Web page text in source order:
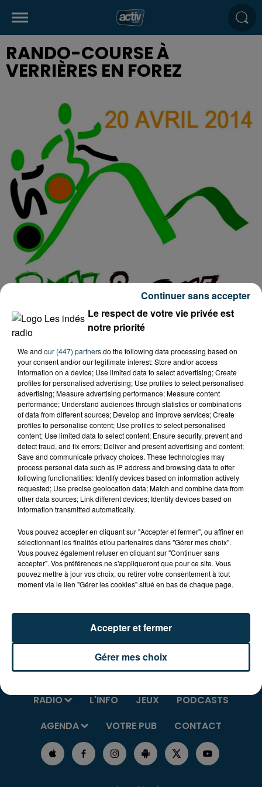
RANDO-COURSE À
VERRIÈRES EN FOREZ
Tarif Payant
Le dimanche 20 Avril, l'association des parents
d'élèves de Verrières et Lérigneux organise le Run and
Bike, une rando-course avec 4 parcours au choix de
2,5 à 20kms pour partir à la découverte des Monts du
Forez.
Les départs se feront tous les quarts d'heure, de 8h30
à 16h.
VTTistes et randonneurs , venez nombreux !! Des
ravitaillements et collations sont prévus à l'arrivée.
Rendez-vous le 20 Avril sur le site de la miellerie
Marnat et d'Abiessence à Verrières en Forez!
RADIO L'INFO JEUX
PODCASTS
AGENDA
VOTRE PUB CONTACT
Le respect de votre vie privée est
notre priorité
We and our (447) partnersdo the following data processing based on
your consent and/or our legitimate interest: Store and/or access
information on a device; Use limited data to select advertising; Create
profiles for personalised advertising; Use profiles to select personalised
advertising; Measure advertising performance; Measure content
performance; Understand audiences through statistics or combinations
of data from different sources; Develop and improve services; Create
profiles to personalise content; Use profiles to select personalised
content; Use limited data to select content; Ensure security, prevent and
detect fraud, and fix errors; Deliver and present advertising and content;
Save and communicate privacy choices. These technologies may
process personal data such as IP address and browsing data to offer
following functionalities: Identify devices based on information actively
requested; Use precise geolocation data; Match and combine data from
other data sources; Link different devices; Identify devices based on
information transmitted automatically.
Vous pouvez accepter en cliquant sur "Accepter et fermer", ou affiner en
sélectionnant les finalités et/ou partenaires dans "Gérer mes choix".
Vous pouvez également refuser en cliquant sur "Continuer sans
accepter". Vos préférences ne s'appliqueront que pour ce site. Vous
pouvez mettre à jour vos choix, ou retirer votre consentement à tout
moment via le lien "Gérer les cookies" situé en bas de chaque page.
Gérer mes choix
Accepter et fermer
Continuer sans accepter